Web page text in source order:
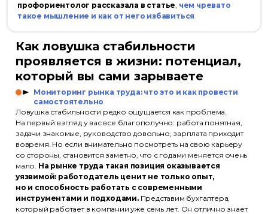
профориентолог рассказала в статье, чем чревато
такое мышление и как от него избавиться
Как ловушка стабильности
проявляется в жизни: потенциал,
который вы сами зарываете
Мониторинг рынка труда: что это и как провести
самостоятельно
Ловушка стабильности редко ощущается как проблема.
На первый взгляд у вас все благополучно: работа понятная,
задачи знакомые, руководство довольно, зарплата приходит
вовремя. Но если внимательно посмотреть на свою карьеру
со стороны, становится заметно, что с годами меняется очень
мало. На рынке труда такая позиция оказывается
уязвимой: работодатель ценит не только опыт,
но и способность работать с современными
инструментами и подходами.Представим бухгалтера,
который работает в компании уже семь лет. Он отлично знает